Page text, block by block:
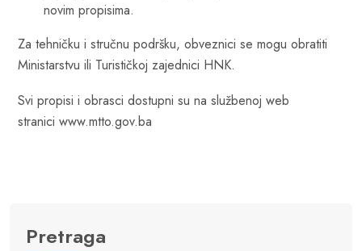
novim propisima.
Za tehničku i stručnu podršku, obveznici se mogu obratiti
Ministarstvu ili Turističkoj zajednici HNK.
Svi propisi i obrasci dostupni su na službenoj web
stranici www.mtto.gov.ba
Pretraga